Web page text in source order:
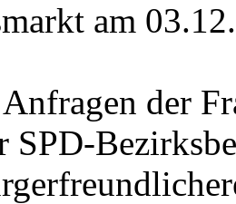
am
der
SPD-